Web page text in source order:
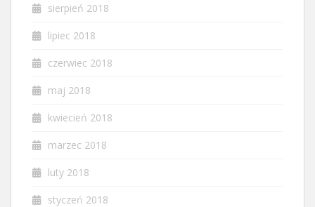
sierpień 2018
lipiec 2018
czerwiec 2018
maj 2018
kwiecień 2018
marzec 2018
luty 2018
styczeń 2018